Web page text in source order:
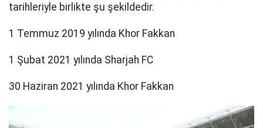
tarihleriyle birlikte şu şekildedir.
1 Temmuz 2019 yılında Khor Fakkan
1 Şubat 2021 yılında Sharjah FC
30 Haziran 2021 yılında Khor Fakkan